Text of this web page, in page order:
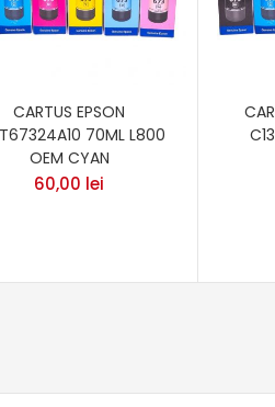
CARTUS EPSON
70ML L800
OEM CYAN
60,00 lei